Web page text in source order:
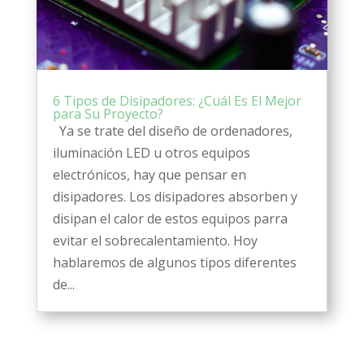
6 Tipos de Disipadores: ¿Cuál Es El Mejor
para Su Proyecto?
Ya se trate del diseño de ordenadores,
iluminación LED u otros equipos
electrónicos, hay que pensar en
disipadores. Los disipadores absorben y
disipan el calor de estos equipos parra
evitar el sobrecalentamiento. Hoy
hablaremos de algunos tipos diferentes
de...